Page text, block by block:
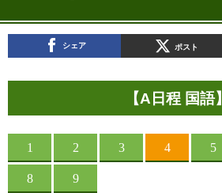
シェア ポスト
【A日程 国語】